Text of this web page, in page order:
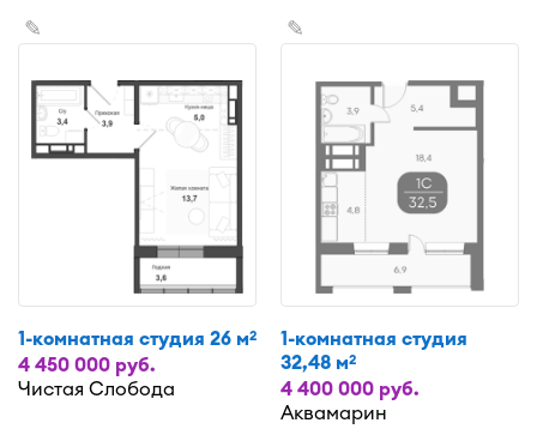
✎
1-комнатная студия 26 м2
4 450 000 руб.
Чистая Слобода
✎
1-комнатная студия
32,48 м2
4 400 000 руб.
Аквамарин